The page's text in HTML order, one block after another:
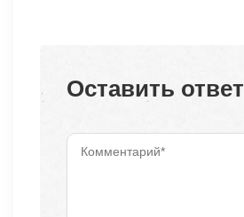
Оставить ответ